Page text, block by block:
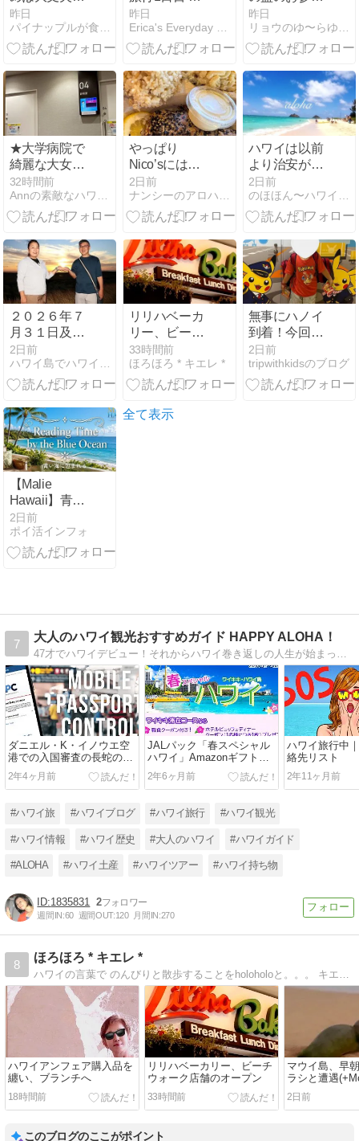
ハワイ持参の
日焼け止め見
逃しがちなポ
昨日
年ぶりのオア
フへ〜
昨日
♡東本願寺と
大谷祖廟
昨日
★大学病院で
綺麗な大女優
さんと遭遇
32時間前
やっぱり
Nico’sには立
ち寄りた
い、、、
2日前
ハワイは以前
より治安が悪
いらしいで
す〜
2日前
２０２６年７
月３１日及び
８月１日のツ
アー写真
2日前
リリハベーカ
リー、ビーチ
ウォーク店舗
のオープン
33時間前
ほろほろ * キエレ *
無事にハノイ
到着！今回も
ファストトラ
ックが便利だ
った
2日前
tripwithkidsのブログ
【Malie
Hawaii】青い
海に包まれる
穏やかな読書
時間📖やさし
2日前
ポイ活インフォ
全て表示
7
大人のハワイ観光おすすめガイド HAPPY ALOHA！
ダニエル・K・イノウエ空
港での入国審査の長蛇の列
からの開放！モバイルパス
ポートコントロール
（MPC）
2年4ヶ月前
JALパック「春スペシャル
ハワイ」Amazonギフトカ
ードプレゼントキャンペー
ン
2年6ヶ月前
ハワイ旅行中
絡先リスト
2年11ヶ月前
#ハワイ旅 #ハワイブログ #ハワイ旅行 #ハワイ観光
#ハワイ情報 #ハワイ歴史 #大人のハワイ #ハワイガイド
#ALOHA #ハワイ土産 #ハワイツアー #ハワイ持ち物
1835831 2
週間IN:60 週間OUT:120 月間IN:270
8
ほろほろ * キエレ *
ハワイの言葉で のんびりと散歩することをholoholoと。。。 キエレは薫り高いガーデニアの花 人生を日々の散歩のように…
ハワイアンフェア購入品を
纏い、ブランチへ
18時間前
リリハベーカリー、ビーチ
ウォーク店舗のオープン
33時間前
マウイ島、早
ラシと遭遇
2日前
このブログのここがポイント